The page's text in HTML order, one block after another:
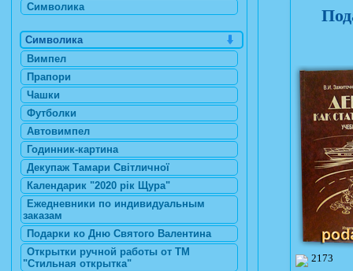
2173
Символика
Символика
Вимпел
Прапори
Чашки
Футболки
Автовимпел
Годинник-картина
Декупаж Тамари Світличної
Календарик "2020 рік Щура"
Ежедневники по индивидуальным
заказам
Подарки ко Дню Святого Валентина
Открытки ручной работы от ТМ
"Стильная открытка"